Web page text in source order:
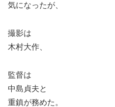
気になったが、
撮影は
木村大作、
監督は
中島貞夫と
重鎮が務めた。